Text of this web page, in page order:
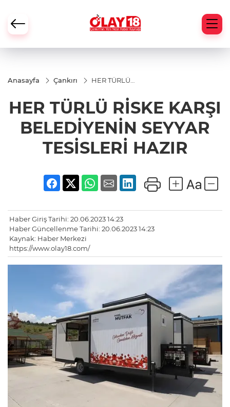
Anasayfa Çankırı
HER TÜRLÜ
BELEDİYENİN
SEYYAR
TESİSLERİ
HAZIR
HER TÜRLÜ RİSKE KARŞI
BELEDİYENİN SEYYAR
TESİSLERİ HAZIR
Haber Giriş Tarihi: 20.06.2023 14:23
Haber Güncellenme Tarihi: 20.06.2023 14:23
Kaynak: Haber Merkezi
https://www.olay18.com/